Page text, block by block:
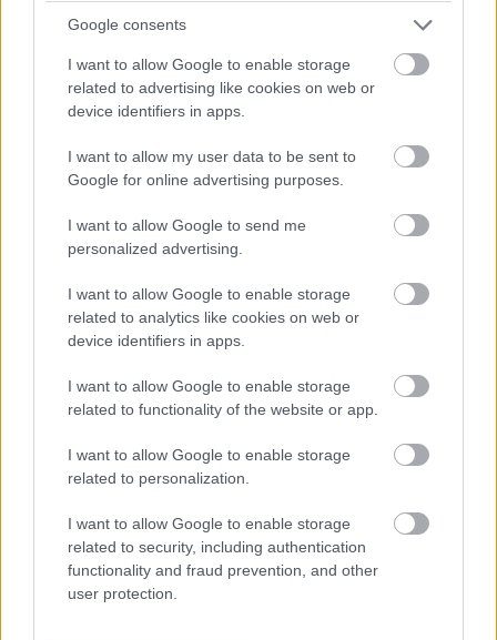
Google consents
I want to allow Google to enable storage
related to advertising like cookies on web or
device identifiers in apps.
I want to allow my user data to be sent to
Google for online advertising purposes.
I want to allow Google to send me
personalized advertising.
I want to allow Google to enable storage
related to analytics like cookies on web or
device identifiers in apps.
I want to allow Google to enable storage
related to functionality of the website or app.
I want to allow Google to enable storage
related to personalization.
I want to allow Google to enable storage
related to security, including authentication
functionality and fraud prevention, and other
user protection.
dönteni fogunk” – idézi Mekiest a Crash.net. „Ami minket illet,
korrigálni azt a hatalmas hátrányt, amivel eleinte rendelkeztünk.
Valószínűleg nehéz elképzelni, hogy ebben a ritmusban fogjuk
folytatni, mindenesetre meglátjuk, mi a legjobb módja annak,
Balogh Tamás
3 napja